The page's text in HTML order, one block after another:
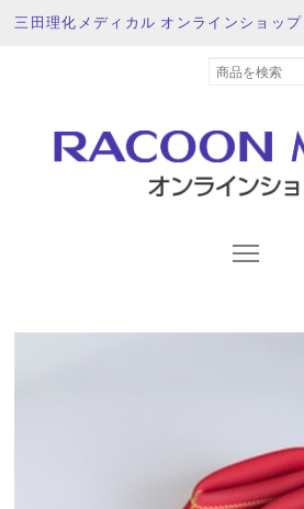
三田理化メディカル オンラインショップ